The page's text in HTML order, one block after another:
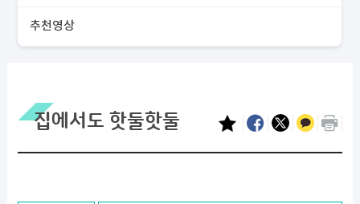
추천영상
집에서도 핫둘핫둘